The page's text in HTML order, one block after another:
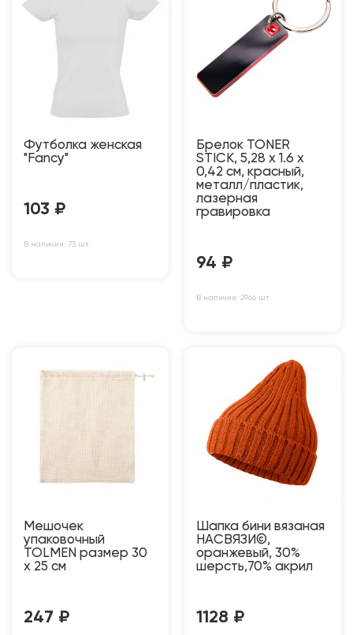
Футболка женская
"Fancy"
103 ₽
В наличии: 73 шт
Брелок TONER
STICK, 5,28 x 1.6 x
0,42 см, красный,
металл/пластик,
лазерная
гравировка
94 ₽
В наличии: 2966 шт
Мешочек
упаковочный
TOLMEN размер 30
x 25 см
247 ₽
Шапка бини вязаная
НАСВЯЗИ©,
оранжевый, 30%
шерсть,70% акрил
1128 ₽